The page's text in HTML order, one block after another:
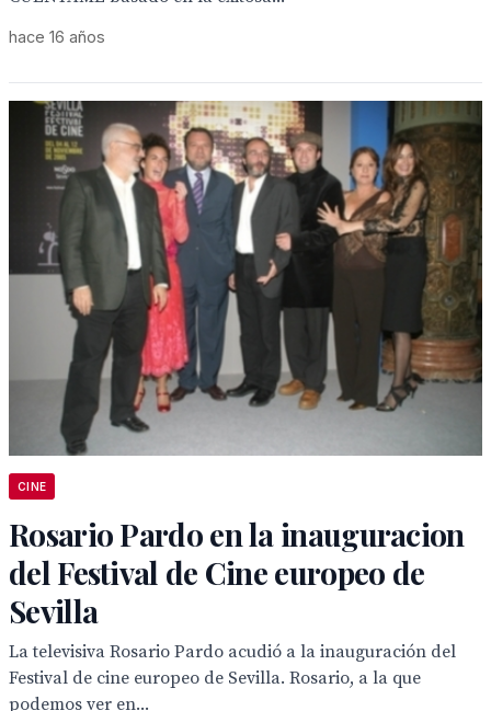
hace 16 años
CINE
Rosario Pardo en la inauguracion
del Festival de Cine europeo de
Sevilla
La televisiva Rosario Pardo acudió a la inauguración del
Festival de cine europeo de Sevilla. Rosario, a la que
podemos ver en...